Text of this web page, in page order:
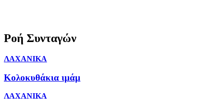
Ροή Συνταγών
ΛΑΧΑΝΙΚΑ
Κολοκυθάκια ιμάμ
ΛΑΧΑΝΙΚΑ